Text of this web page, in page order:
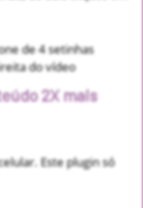
de 4 setinhas
do vídeo
2X mais
Este plugin só